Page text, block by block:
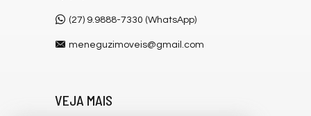
(27) 9.9888-7330 (WhatsApp)
meneguzimoveis@gmail.com
VEJA MAIS